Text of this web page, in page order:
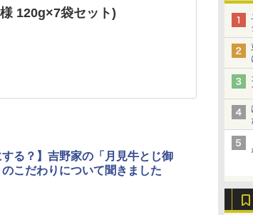
120g×7袋セット)
する？】吉野家の「月見牛とじ御
こだわりについて聞きました